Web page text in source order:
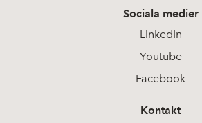
Sociala medier
LinkedIn
Youtube
Facebook
Kontakt